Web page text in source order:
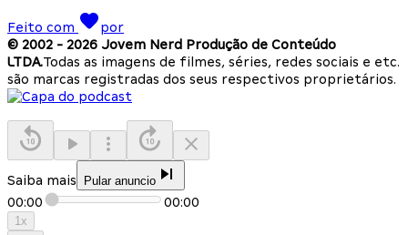
Feito com
por
© 2002 - 2026 Jovem Nerd Produção de Conteúdo
LTDA.Todas as imagens de filmes, séries, redes sociais e etc.
são marcas registradas dos seus respectivos proprietários.
Saiba mais Pular anuncio
00:00 00:00
1x